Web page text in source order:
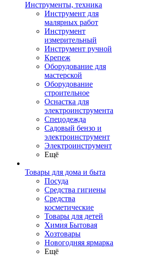
Инструменты, техника
Инструмент для
малярных работ
Инструмент
измерительный
Инструмент ручной
Крепеж
Оборудование для
мастерской
Оборудование
строительное
Оснастка для
электроинструмента
Спецодежда
Садовый бензо и
электроинструмент
Электроинструмент
Ещё
Товары для дома и быта
Посуда
Средства гигиены
Средства
косметические
Товары для детей
Химия Бытовая
Хозтовары
Новогодняя ярмарка
Ещё